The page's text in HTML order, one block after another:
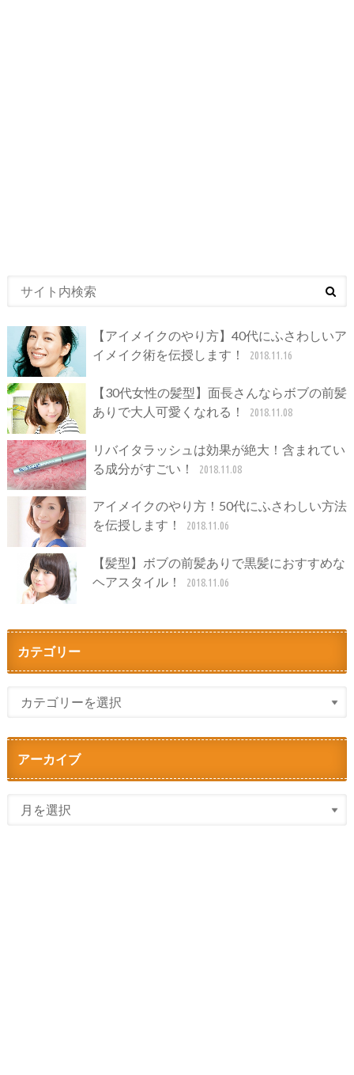
【アイメイクのやり方】40代にふさわしいア
イメイク術を伝授します！
2018.11.16
【30代女性の髪型】面長さんならボブの前髪
ありで大人可愛くなれる！
2018.11.08
リバイタラッシュは効果が絶大！含まれてい
る成分がすごい！
2018.11.08
アイメイクのやり方！50代にふさわしい方法
を伝授します！
2018.11.06
【髪型】ボブの前髪ありで黒髪におすすめな
ヘアスタイル！
2018.11.06
カテゴリー
アーカイブ